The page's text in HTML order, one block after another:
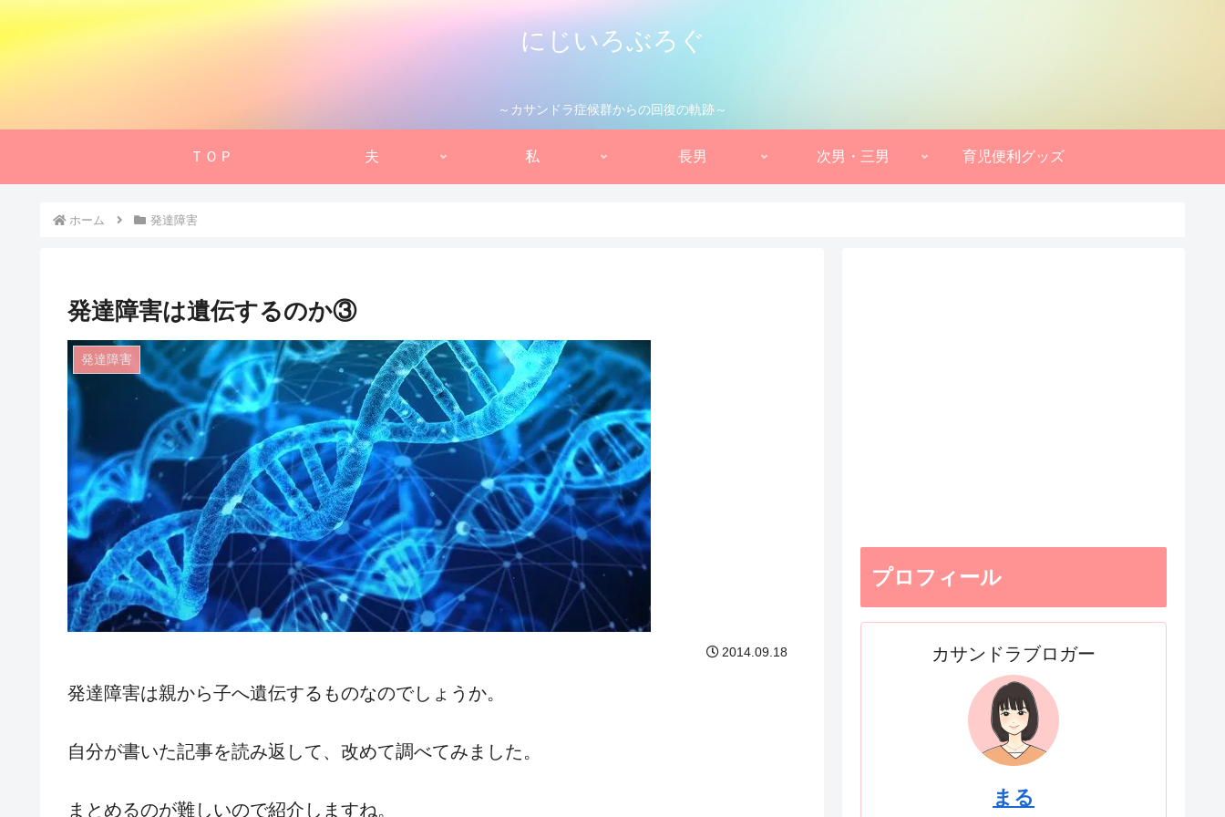
にじいろぶろぐ
～カサンドラ症候群からの回復の軌跡～
ＴＯＰ 夫 私 長男 次男・三男 育児便利グッズ
ホーム 発達障害
発達障害は遺伝するのか③
発達障害
2014.09.18
発達障害は親から子へ遺伝するものなのでしょうか。
自分が書いた記事を読み返して、改めて調べてみました。
まとめるのが難しいので紹介しますね。
プロフィール
カサンドラブロガー
まる